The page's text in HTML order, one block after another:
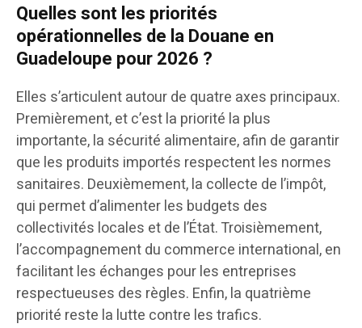
Quelles sont les priorités
opérationnelles de la Douane en
Guadeloupe pour 2026 ?
Elles s’articulent autour de quatre axes principaux.
Premièrement, et c’est la priorité la plus
importante, la sécurité alimentaire, afin de garantir
que les produits importés respectent les normes
sanitaires. Deuxièmement, la collecte de l’impôt,
qui permet d’alimenter les budgets des
collectivités locales et de l’État. Troisièmement,
l’accompagnement du commerce international, en
facilitant les échanges pour les entreprises
respectueuses des règles. Enfin, la quatrième
priorité reste la lutte contre les trafics.